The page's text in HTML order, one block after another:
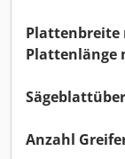
Plattenbreite
Plattenlänge
Anzahl